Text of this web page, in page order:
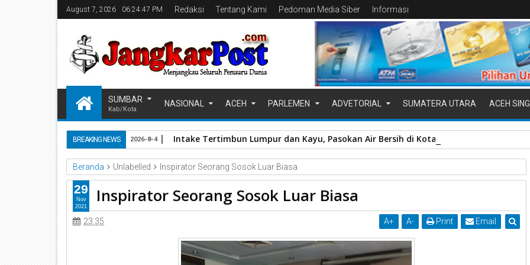
August 7, 2026 06:24:49 PM Redaksi Tentang Kami Pedoman Media Siber Informasi
SUMBAR
Kab/Kota
NASIONAL ACEH PARLEMEN ADVETORIAL SUMATERA UTARA ACEH
BREAKING NEWS Intake Tertimbun Lumpur dan Kayu, Pasokan Air Bersih di Kota Padang Terganggu
2026-8-4
Beranda Unlabelled Inspirator Seorang Sosok Luar Biasa
Inspirator Seorang Sosok Luar Biasa
23.35 A+ A- Print Email
29
Nov
2021